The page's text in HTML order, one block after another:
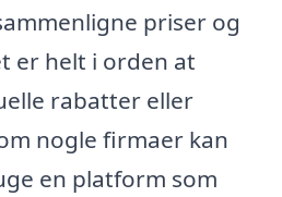
priser og
er helt i orden at
rabatter eller
nogle firmaer kan
en platform som